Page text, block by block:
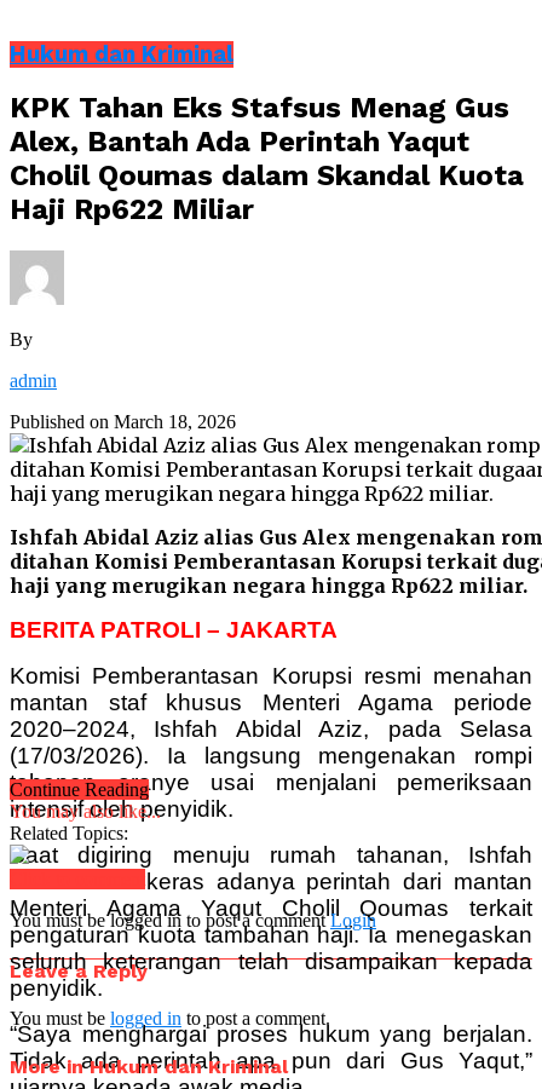
Hukum dan Kriminal
KPK Tahan Eks Stafsus Menag Gus
Alex, Bantah Ada Perintah Yaqut
Cholil Qoumas dalam Skandal Kuota
Haji Rp622 Miliar
By
admin
Published on March 18, 2026
Ishfah Abidal Aziz alias Gus Alex mengenakan
ditahan Komisi Pemberantasan Korupsi terkait
haji yang merugikan negara hingga Rp622 miliar.
BERITA PATROLI – JAKARTA
Komisi Pemberantasan Korupsi resmi menahan
mantan staf khusus Menteri Agama periode
2020–2024, Ishfah Abidal Aziz, pada Selasa
(17/03/2026). Ia langsung mengenakan rompi
tahanan oranye usai menjalani pemeriksaan
intensif oleh penyidik.
Saat digiring menuju rumah tahanan, Ishfah
membantah keras adanya perintah dari mantan
Menteri Agama Yaqut Cholil Qoumas terkait
pengaturan kuota tambahan haji. Ia menegaskan
seluruh keterangan telah disampaikan kepada
penyidik.
“Saya menghargai proses hukum yang berjalan.
Tidak ada perintah apa pun dari Gus Yaqut,”
Continue Reading
You may also like...
Related Topics:
You must be logged in to post a commentLogin
Leave a Reply
You must be logged in to post a comment.
More in Hukum dan Kriminal